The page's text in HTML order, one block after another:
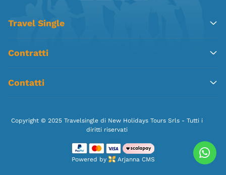
Travel Single
Contratti
Contatti
Copyright © 2025 Travelsingle di New Holidays Tours Srls - Tutti i
diritti riservati
Powered by Arjanna CMS